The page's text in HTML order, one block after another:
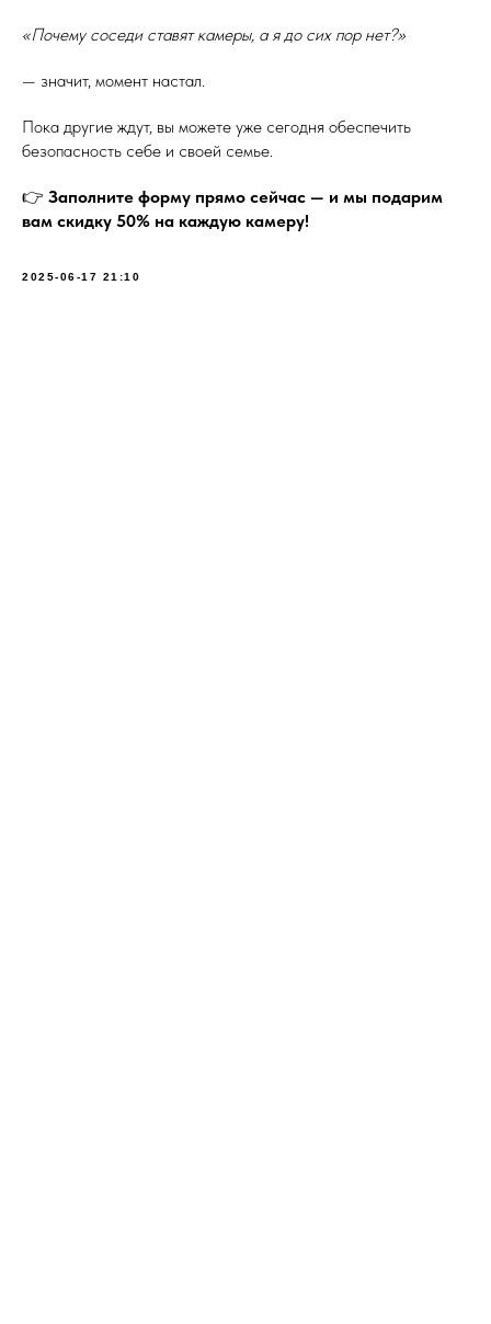
«Почему соседи ставят камеры, а я до сих пор нет?»
— значит, момент настал.
Пока другие ждут, вы можете уже сегодня обеспечить
безопасность себе и своей семье.
👉 Заполните форму прямо сейчас — и мы подарим
вам скидку 50% на каждую камеру!
2025-06-17 21:10